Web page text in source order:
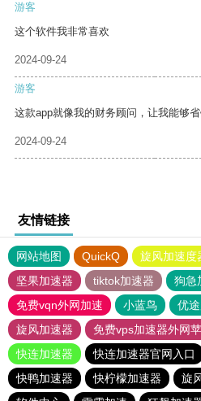
游客
这个软件我非常喜欢
2024-09-24
游客
这款app就像我的财务顾问，让我能够省
2024-09-24
友情链接
网站地图 QuickQ 旋风加速度
坚果加速器
tiktok加速器
狗急
免费vqn外网加速
小蓝鸟 优
旋风加速器
免费vps加速器外网
快连加速器
快连加速器官网入口
快鸭加速器
快柠檬加速器 旋